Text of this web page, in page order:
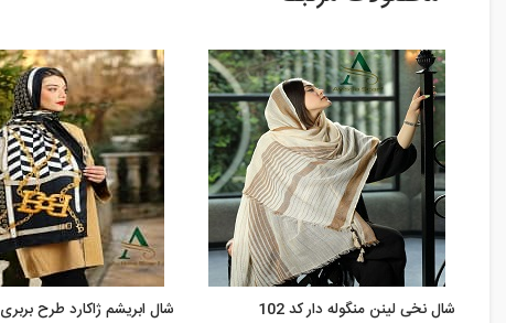
شال نخی لینن منگوله دار کد 102 شال ابریشم ژاکارد طرح بربری